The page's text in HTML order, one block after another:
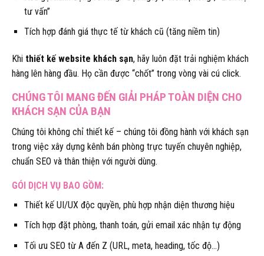
tư vấn”
Tích hợp đánh giá thực tế từ khách cũ (tăng niềm tin)
Khi thiết kế website khách sạn, hãy luôn đặt trải nghiệm khách
hàng lên hàng đầu. Họ cần được “chốt” trong vòng vài cú click.
CHÚNG TÔI MANG ĐẾN GIẢI PHÁP TOÀN DIỆN CHO
KHÁCH SẠN CỦA BẠN
Chúng tôi không chỉ thiết kế – chúng tôi đồng hành với khách sạn
trong việc xây dựng kênh bán phòng trực tuyến chuyên nghiệp,
chuẩn SEO và thân thiện với người dùng.
GÓI DỊCH VỤ BAO GỒM:
Thiết kế UI/UX độc quyền, phù hợp nhận diện thương hiệu
Tích hợp đặt phòng, thanh toán, gửi email xác nhận tự động
Tối ưu SEO từ A đến Z (URL, meta, heading, tốc độ…)